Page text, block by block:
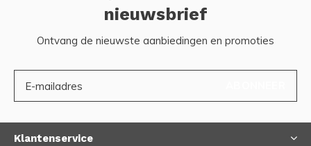
nieuwsbrief
Ontvang de nieuwste aanbiedingen en promoties
Klantenservice